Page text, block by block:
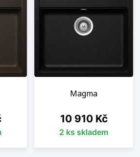
Magma
Cena
10 910 Kč
2 ks skladem